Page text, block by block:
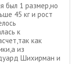
был 1 размер,но
45 кг и рост
к
как
из
Шихирман и